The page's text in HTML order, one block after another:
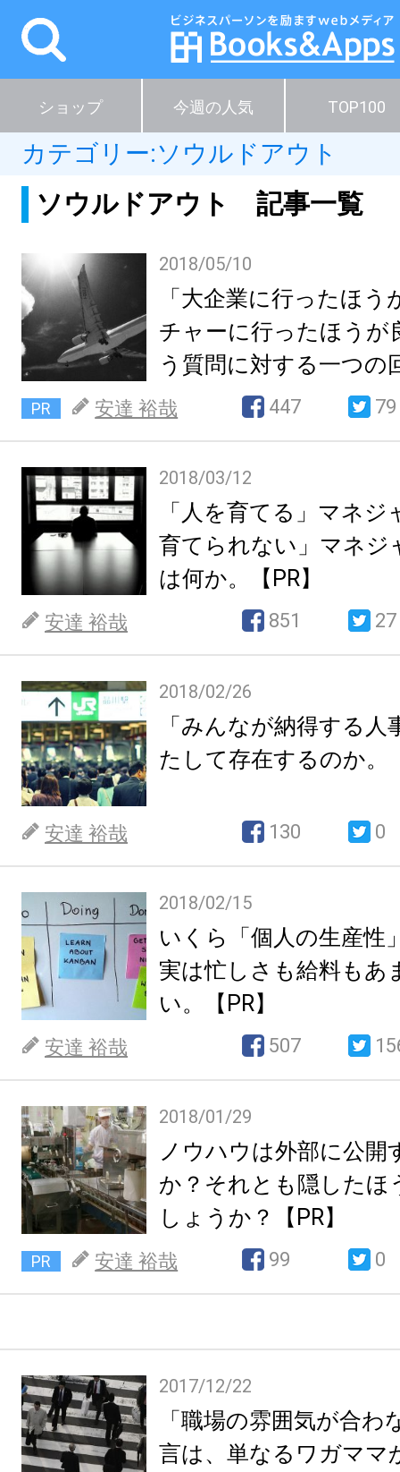
ショップ 今週の人気 TOP100
カテゴリー:ソウルドアウト
ソウルドアウト 記事一覧
2018/05/10
「大企業に行ったほ
チャーに行ったほうが
う質問に対する一つの
PR 安達 裕哉 447 79
2018/03/12
「人を育てる」マネ
育てられない」マネジ
は何か。【PR】
安達 裕哉 851 27
2018/02/26
「みんなが納得する人
たして存在するのか。
安達 裕哉 130 0
2018/02/15
いくら「個人の生産性
実は忙しさも給料もあ
い。【PR】
安達 裕哉 507
2018/01/29
ノウハウは外部に公開
か？それとも隠したほ
しょうか？【PR】
PR 安達 裕哉 99 0
2017/12/22
「職場の雰囲気が合わ
言は、単なるワガママ